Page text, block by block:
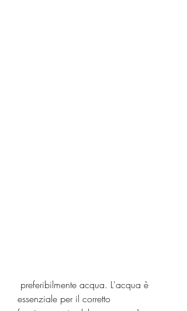
essenziale per il corretto